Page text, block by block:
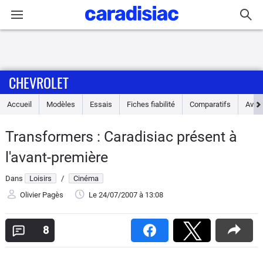
Accueil
Essais
Guide
d'achat
Electriques
Utilitaires
CHEVROLET
Accueil Modèles Essais Fiches fiabilité Comparatifs Avis
Transformers : Caradisiac présent à
l'avant-première
Dans Loisirs /
Cinéma
Olivier Pagès
Le 24/07/2007 à 13:08
8